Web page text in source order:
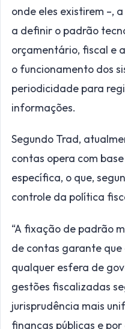
onde eles existirem –,
a definir o padrão
orçamentário, fiscal e
o funcionamento dos
periodicidade para
informações.
Segundo Trad,
contas opera com
específica, o que,
controle da política
“A fixação de padrão
de contas garante que
qualquer esfera de
gestões fiscalizadas
jurisprudência mais
finanças públicas e